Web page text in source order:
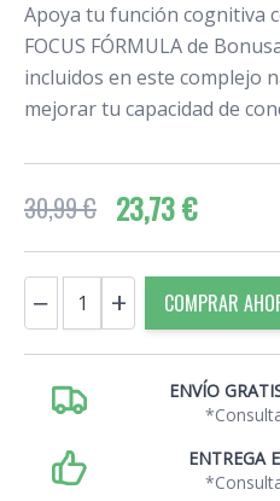
Apoya tu función cognitiva
FOCUS FÓRMULA de
incluidos en este complejo
mejorar tu capacidad de
30,99 € 23,73 €
Cantidad
− + COMPRAR
ENVÍO
ENTREGA